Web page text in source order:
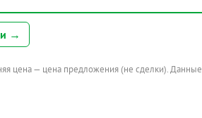
→
цена — цена предложения (не сделки). Данные